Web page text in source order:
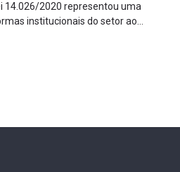
14.026/2020 representou uma
institucionais do setor ao
da iniciativa privada,